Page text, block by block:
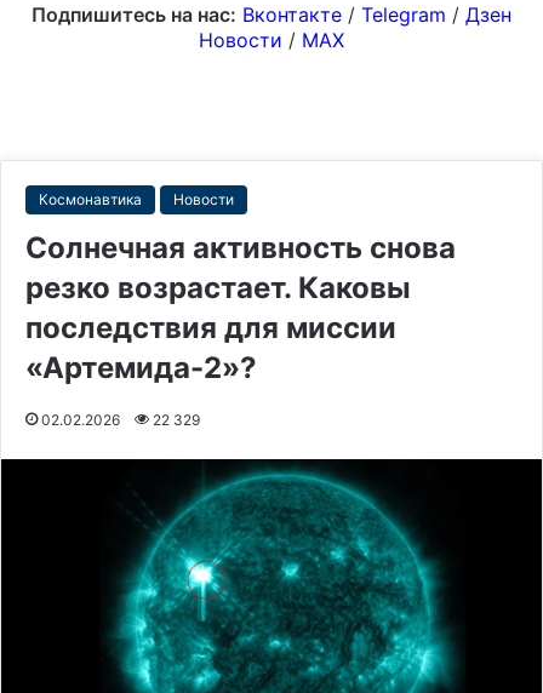
Подпишитесь на нас: Вконтакте / Telegram / Дзен
Новости / MAX